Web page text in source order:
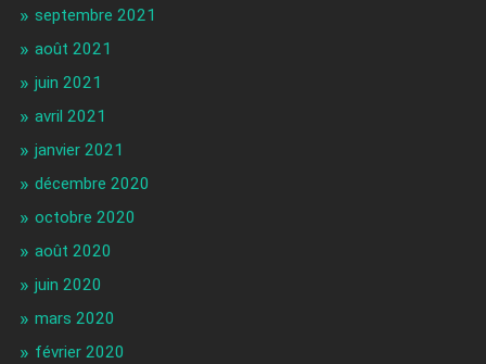
septembre 2021
août 2021
juin 2021
avril 2021
janvier 2021
décembre 2020
octobre 2020
août 2020
juin 2020
mars 2020
février 2020